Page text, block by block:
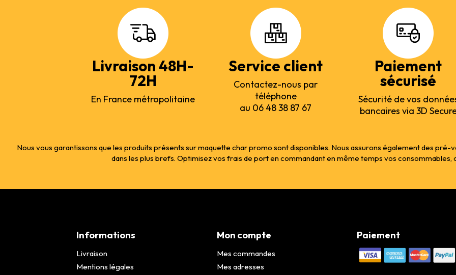
Livraison 48H-
72H
En France métropolitaine
Service client
Contactez-nous par
téléphone
au 06 48 38 87 67
Paiement
sécurisé
Sécurité de vos
bancaires via 3D
Nous vous garantissons que les produits présents sur maquette char promo sont disponibles. Nous assurons également des
dans les plus brefs. Optimisez vos frais de port en commandant en même temps vos consommables,
Informations
Livraison
Mentions légales
Mon compte
Mes commandes
Mes adresses
Paiement